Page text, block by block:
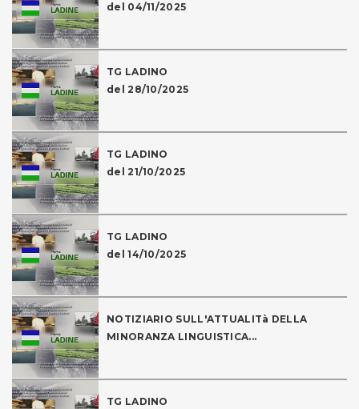
del 04/11/2025
TG LADINO
del 28/10/2025
TG LADINO
del 21/10/2025
TG LADINO
del 14/10/2025
NOTIZIARIO SULL'ATTUALITà DELLA
MINORANZA LINGUISTICA...
TG LADINO